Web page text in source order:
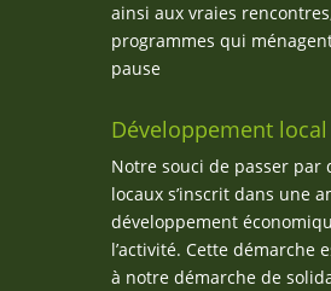
ainsi aux vraies
programmes qui
pause
Développement local
Notre souci de passer par
locaux s’inscrit dans une
développement
l’activité. Cette démarche
à notre démarche de